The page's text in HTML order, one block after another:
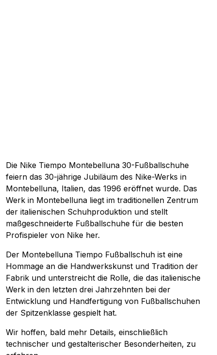
Die Nike Tiempo Montebelluna 30-Fußballschuhe
feiern das 30-jährige Jubiläum des Nike-Werks in
Montebelluna, Italien, das 1996 eröffnet wurde. Das
Werk in Montebelluna liegt im traditionellen Zentrum
der italienischen Schuhproduktion und stellt
maßgeschneiderte Fußballschuhe für die besten
Profispieler von Nike her.
Der Montebelluna Tiempo Fußballschuh ist eine
Hommage an die Handwerkskunst und Tradition der
Fabrik und unterstreicht die Rolle, die das italienische
Werk in den letzten drei Jahrzehnten bei der
Entwicklung und Handfertigung von Fußballschuhen
der Spitzenklasse gespielt hat.
Wir hoffen, bald mehr Details, einschließlich
technischer und gestalterischer Besonderheiten, zu